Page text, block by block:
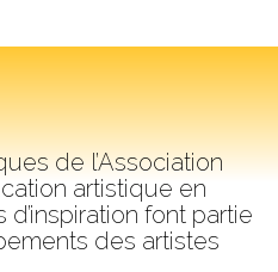
de l’Association
artistique en
font partie
des artistes